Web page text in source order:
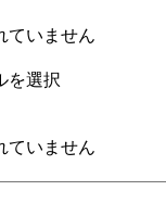
ていません
を選択
ていません